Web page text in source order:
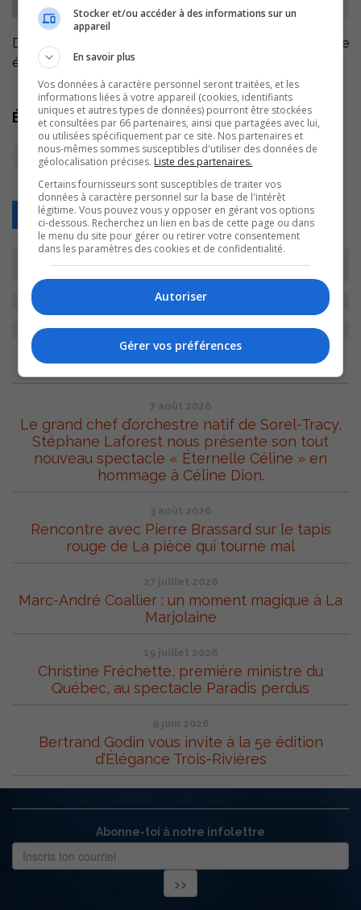
Dès jeudi le 12 janvier, soyez à l’écoute de notre nouvelle
émission d’affaire publique avec Denis Marion.
Écoutez l'extrait audio
Retour
ARCHIVES
7 août 2026
Le grand chef d’orchestre natif de Sorel-Tracy,
Stéphane Laforest nous présente son tout
nouveau spectacle « Éternelle Céline » en
hommage à Céline Dion.
3 août 2026
Rencontre avec Pierre Brassard sur le tapis
rouge de La pièce qui tourne mal
27 juillet 2026
Marc-André Coallier : un moment magique à La
Marjolaine
19 juillet 2026
Christine Fréchette, première ministre du
Québec, au spectacle Paradis perdus
9 juin 2026
Bertrand Godin vous invite à la 5e édition
d’Élégance Trois-Rivières
Abonne-toi à notre infolettre
Stocker et/ou accéder à des informations sur un
appareil
En savoir plus
Vos données à caractère personnel seront traitées, et les
informations liées à votre appareil (cookies, identifiants
uniques et autres types de données) pourront être stockées
et consultées par 66 partenaires, ainsi que partagées avec lui,
ou utilisées spécifiquement par ce site. Nos partenaires et
nous-mêmes sommes susceptibles d'utiliser des données de
géolocalisation précises. Liste des partenaires.
Certains fournisseurs sont susceptibles de traiter vos
données à caractère personnel sur la base de l'intérêt
légitime. Vous pouvez vous y opposer en gérant vos options
ci-dessous. Recherchez un lien en bas de cette page ou dans
le menu du site pour gérer ou retirer votre consentement
dans les paramètres des cookies et de confidentialité.
Autoriser
Gérer vos préférences